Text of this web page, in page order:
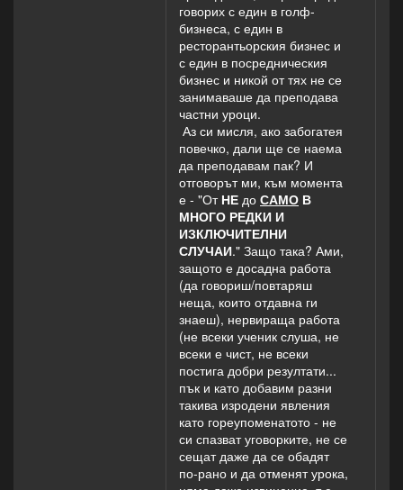
говорих с един в голф-
бизнеса, с един в
ресторантьорския бизнес и
с един в посредническия
бизнес и никой от тях не се
занимаваше да преподава
частни уроци.
Аз си мисля, ако забогатея
повечко, дали ще се наема
да преподавам пак? И
отговорът ми, към момента
е - "От НЕ до САМО В
МНОГО РЕДКИ И
ИЗКЛЮЧИТЕЛНИ
СЛУЧАИ." Защо така? Ами,
защото е досадна работа
(да говориш/повтаряш
неща, които отдавна ги
знаеш), нервираща работа
(не всеки ученик слуша, не
всеки е чист, не всеки
постига добри резултати...
пък и като добавим разни
такива изродени явления
като гореупоменатото - не
си спазват уговорките, не се
сещат даже да се обадят
по-рано и да отменят урока,